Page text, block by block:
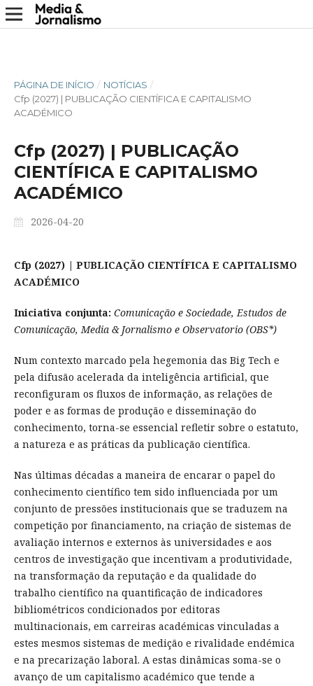
PÁGINA DE INÍCIO / NOTÍCIAS /
Cfp (2027) | PUBLICAÇÃO CIENTÍFICA E CAPITALISMO
ACADÉMICO
Cfp (2027) | PUBLICAÇÃO
CIENTÍFICA E CAPITALISMO
ACADÉMICO
2026-04-20
Cfp (2027) | PUBLICAÇÃO CIENTÍFICA E CAPITALISMO
ACADÉMICO
Iniciativa conjunta: Comunicação e Sociedade, Estudos de
Comunicação, Media & Jornalismo e Observatorio (OBS*)
Num contexto marcado pela hegemonia das Big Tech e
pela difusão acelerada da inteligência artificial, que
reconfiguram os fluxos de informação, as relações de
poder e as formas de produção e disseminação do
conhecimento, torna-se essencial refletir sobre o estatuto,
a natureza e as práticas da publicação científica.
Nas últimas décadas a maneira de encarar o papel do
conhecimento científico tem sido influenciada por um
conjunto de pressões institucionais que se traduzem na
competição por financiamento, na criação de sistemas de
avaliação internos e externos às universidades e aos
centros de investigação que incentivam a produtividade,
na transformação da reputação e da qualidade do
trabalho científico na quantificação de indicadores
bibliométricos condicionados por editoras
multinacionais, em carreiras académicas vinculadas a
estes mesmos sistemas de medição e rivalidade endémica
e na precarização laboral. A estas dinâmicas soma-se o
avanço de um capitalismo académico que tende a